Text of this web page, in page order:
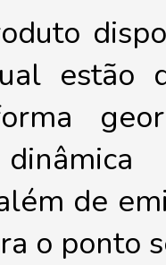
estão
de
o ponto